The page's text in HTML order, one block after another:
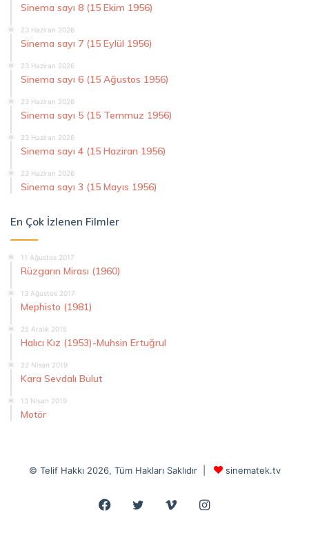
Sinema sayı 8 (15 Ekim 1956)
23 Haziran 2026
Sinema sayı 7 (15 Eylül 1956)
23 Haziran 2026
Sinema sayı 6 (15 Ağustos 1956)
23 Haziran 2026
Sinema sayı 5 (15 Temmuz 1956)
23 Haziran 2026
Sinema sayı 4 (15 Haziran 1956)
23 Haziran 2026
Sinema sayı 3 (15 Mayıs 1956)
En Çok İzlenen Filmler
11 Ağustos 2017
Rüzgarın Mirası (1960)
13 Ağustos 2017
Mephisto (1981)
25 Aralık 2015
Halıcı Kız (1953)-Muhsin Ertuğrul
22 Nisan 2019
Kara Sevdalı Bulut
13 Nisan 2019
Motör
© Telif Hakkı 2026, Tüm Hakları Saklıdır | sinematek.tv
Facebook
Twitter VimeoInstagram